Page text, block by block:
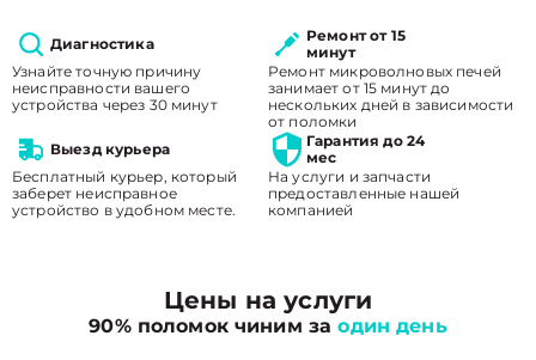
Диагностика
Узнайте точную причину
неисправности вашего
устройства через 30 минут
Ремонт от 15
минут
Ремонт микроволновых печей
занимает от 15 минут до
нескольких дней в зависимости
от поломки
Выезд курьера
Бесплатный курьер, который
заберет неисправное
устройство в удобном месте.
Гарантия до 24
мес
На услуги и запчасти
предоставленные нашей
компанией
Цены на услуги
90% поломок чиним заодин день